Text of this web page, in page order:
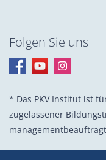
Folgen Sie uns
* Das PKV Institut ist
zugelassener